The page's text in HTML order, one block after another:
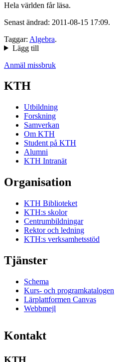
Hela världen får läsa.
Senast ändrad: 2011-08-15 17:09.
Taggar: Algebra.
Lägg till
Anmäl missbruk
KTH
Utbildning
Forskning
Samverkan
Om KTH
Student på KTH
Alumni
KTH Intranät
Organisation
KTH Biblioteket
KTH:s skolor
Centrumbildningar
Rektor och ledning
KTH:s verksamhetsstöd
Tjänster
Schema
Kurs- och programkatalogen
Lärplattformen Canvas
Webbmejl
Kontakt
KTH